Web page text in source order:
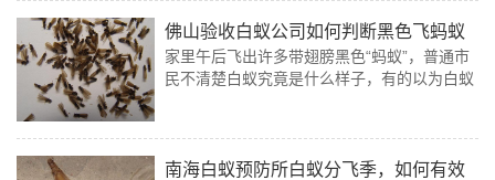
佛山验收白蚁公司如何判断黑色飞蚂蚁
是不是白蚁
家里午后飞出许多带翅膀黑色“蚂蚁”，普通市
民不清楚白蚁究竟是什么样子，有的以为白蚁
响。
南海白蚁预防所白蚁分飞季，如何有效